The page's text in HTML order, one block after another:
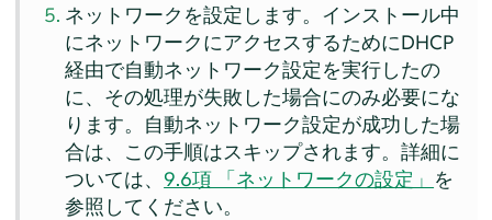
ネットワークを設定します。インストール中
にネットワークにアクセスするためにDHCP
経由で自動ネットワーク設定を実行したの
に、その処理が失敗した場合にのみ必要にな
ります。自動ネットワーク設定が成功した場
合は、この手順はスキップされます。詳細に
ついては、 9.6項 「ネットワークの設定」 を
参照してください。